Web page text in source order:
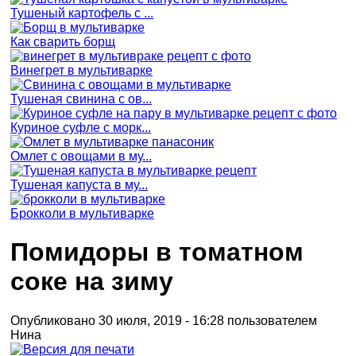
Тушеный картофель с ...
Как сварить борщ
Винегрет в мультиварке
Тушеная свинина с ов...
Куриное суфле с морк...
Омлет с овощами в му...
Тушеная капуста в му...
Брокколи в мультиварке
Помидоры в томатном
соке на зиму
Опубликовано 30 июля, 2019 - 16:28 пользователем
Нина